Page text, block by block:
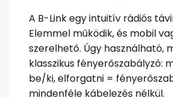
A B-Link egy intuitív rádiós
Elemmel működik, és mobil
szerelhető. Úgy használható,
klasszikus fényerőszabályzó:
be/ki, elforgatni =
mindenféle kábelezés nélkül.